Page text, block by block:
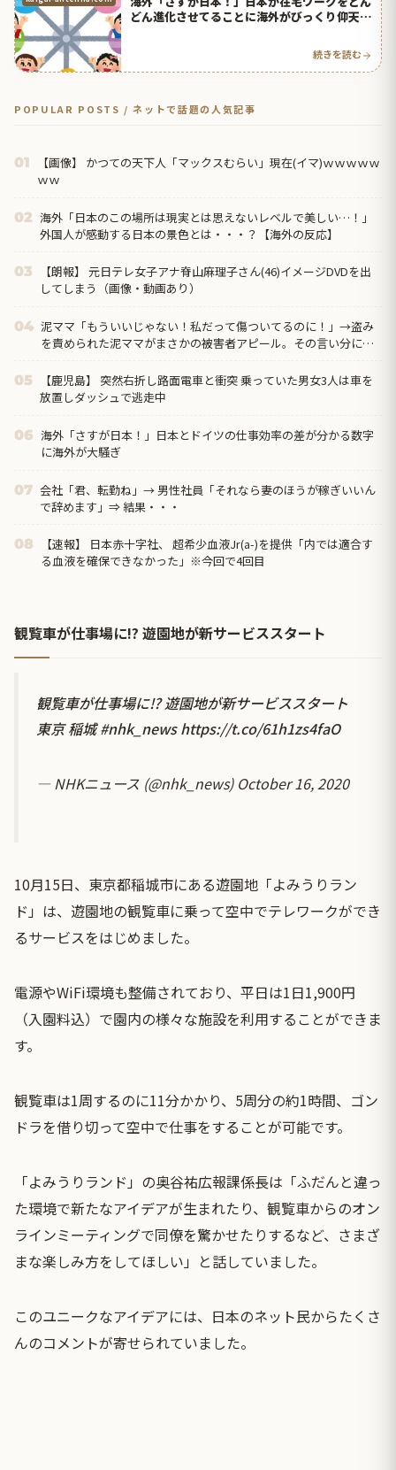
どん進化させてることに海外がびっくり仰天 |
続きを読む
POPULAR POSTS / ネットで話題の人気記事
01
【画像】 かつての天下人「マックスむらい」現在(イマ)ｗｗｗｗｗ
ｗｗ
02 海外「日本のこの場所は現実とは思えないレベルで美しい…！」
外国人が感動する日本の景色とは・・・？【海外の反応】
03
【朗報】 元日テレ女子アナ脊山麻理子さん(46)イメージDVDを出
してしまう（画像・動画あり）
04 泥ママ「もういいじゃない！私だって傷ついてるのに！」→盗み
を責められた泥ママがまさかの被害者アピール。その言い分に周
05
【鹿児島】 突然右折し路面電車と衝突 乗っていた男女3人は車を
放置しダッシュで逃走中
06 海外「さすが日本！」日本とドイツの仕事効率の差が分かる数字
に海外が大騒ぎ
07 会社「君、転勤ね」→ 男性社員「それなら妻のほうが稼ぎいいん
で辞めます」⇒ 結果・・・
08
【速報】 日本赤十字社、 超希少血液Jr(a-)を提供「内では適合す
る血液を確保できなかった」※今回で4回目
観覧車が仕事場に!? 遊園地が新サービススタート
観覧車が仕事場に!? 遊園地が新サービススタート
東京 稲城#nhk_news https://t.co/61h1zs4faO
— NHKニュース (@nhk_news) October 16, 2020
10月15日、東京都稲城市にある遊園地「よみうりラン
ド」は、遊園地の観覧車に乗って空中でテレワークができ
るサービスをはじめました。
電源やWiFi環境も整備されており、平日は1日1,900円
（入園料込）で園内の様々な施設を利用することができま
す。
観覧車は1周するのに11分かかり、5周分の約1時間、ゴン
ドラを借り切って空中で仕事をすることが可能です。
「よみうりランド」の奥谷祐広報課係長は「ふだんと違っ
た環境で新たなアイデアが生まれたり、観覧車からのオン
ラインミーティングで同僚を驚かせたりするなど、さまざ
まな楽しみ方をしてほしい」と話していました。
このユニークなアイデアには、日本のネット民からたくさ
んのコメントが寄せられていました。